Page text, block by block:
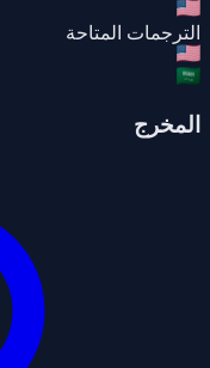
الترجمات المتاحة
المخرج